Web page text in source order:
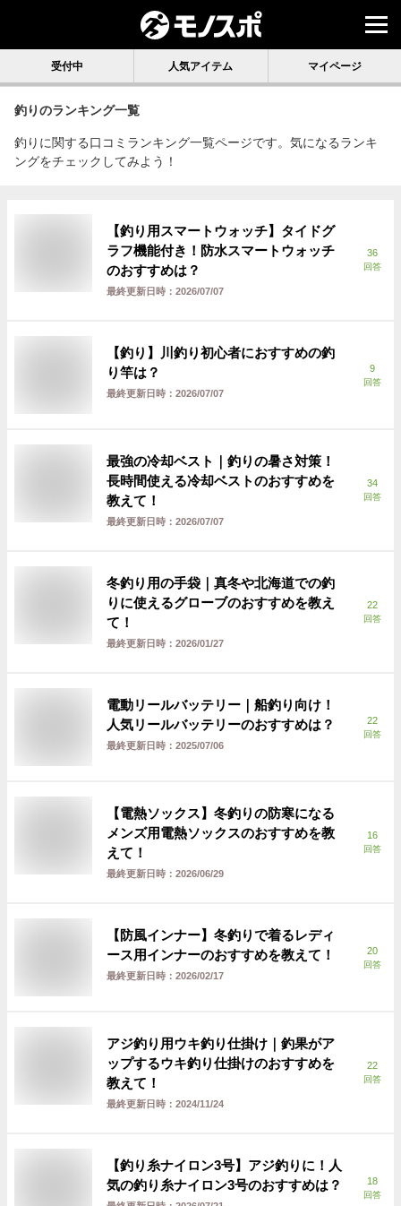
受付中 人気アイテム マイページ
釣りのランキング一覧
釣りに関する口コミランキング一覧ページです。気になるランキ
ングをチェックしてみよう！
【釣り用スマートウォッチ】タイドグ
ラフ機能付き！防水スマートウォッチ
のおすすめは？
最終更新日時： 2026/07/07
36
回答
【釣り】川釣り初心者におすすめの釣
り竿は？
最終更新日時： 2026/07/07
9
回答
最強の冷却ベスト｜釣りの暑さ対策！
長時間使える冷却ベストのおすすめを
教えて！
最終更新日時： 2026/07/07
34
回答
冬釣り用の手袋｜真冬や北海道での釣
りに使えるグローブのおすすめを教え
て！
最終更新日時： 2026/01/27
22
回答
電動リールバッテリー｜船釣り向け！
人気リールバッテリーのおすすめは？
最終更新日時： 2025/07/06
22
回答
【電熱ソックス】冬釣りの防寒になる
メンズ用電熱ソックスのおすすめを教
えて！
最終更新日時： 2026/06/29
16
回答
【防風インナー】冬釣りで着るレディ
ース用インナーのおすすめを教えて！
最終更新日時： 2026/02/17
20
回答
アジ釣り用ウキ釣り仕掛け｜釣果がア
ップするウキ釣り仕掛けのおすすめを
教えて！
最終更新日時： 2024/11/24
22
回答
【釣り糸ナイロン3号】アジ釣りに！人
気の釣り糸ナイロン3号のおすすめは？
18
回答